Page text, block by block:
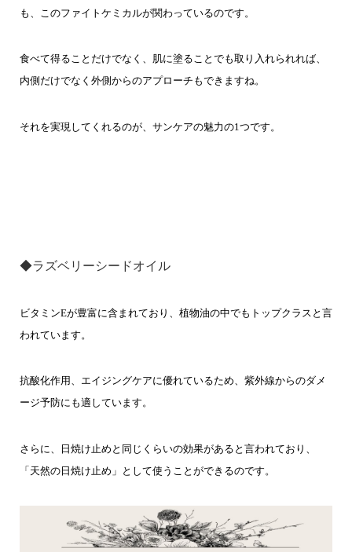
も、このファイトケミカルが関わっているのです。
食べて得ることだけでなく、肌に塗ることでも取り入れられれば、
内側だけでなく外側からのアプローチもできますね。
それを実現してくれるのが、サンケアの魅力の1つです。
◆ラズベリーシードオイル
ビタミンEが豊富に含まれており、植物油の中でもトップクラスと言
われています。
抗酸化作用、エイジングケアに優れているため、紫外線からのダメ
ージ予防にも適しています。
さらに、日焼け止めと同じくらいの効果があると言われており、
「天然の日焼け止め」として使うことができるのです。